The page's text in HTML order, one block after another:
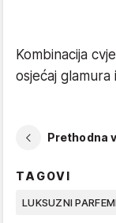
Kombinacija
osjećaj glamura
Prethodna
TAGOVI
LUKSUZNI PARFEMI